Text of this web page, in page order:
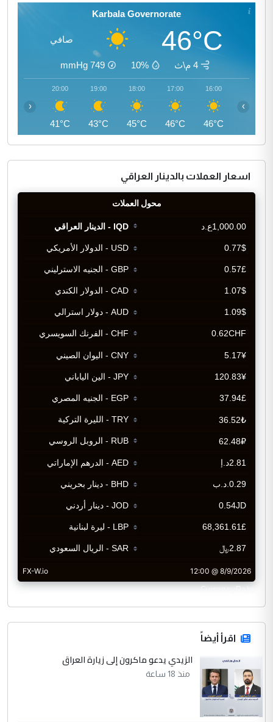
Karbala Governorate
46°C صافي
4 م\ث 10%
749
mmHg
16:00
46°C
17:00
46°C
18:00
45°C
19:00
43°C
20:00
41°C
‹ ›
اسعار العملات بالدينار العراقي
CurrencyRate
اقرأ أيضاً
الزيدي يدعو ماكرون إلى زيارة العراق
منذ 18 ساعة